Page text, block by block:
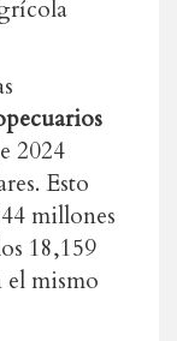
2024
Esto
millones
18,159
el mismo